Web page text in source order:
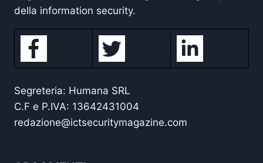
della information security.
Segreteria: Humana SRL
C.F e P.IVA: 13642431004
redazione@ictsecuritymagazine.com